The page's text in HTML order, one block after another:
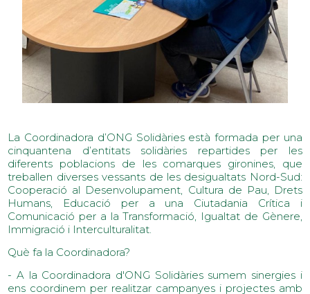
La Coordinadora d’ONG Solidàries està formada per una
cinquantena d’entitats solidàries repartides per les
diferents poblacions de les comarques gironines, que
treballen diverses vessants de les desigualtats Nord-Sud:
Cooperació al Desenvolupament, Cultura de Pau, Drets
Humans, Educació per a una Ciutadania Crítica i
Comunicació per a la Transformació, Igualtat de Gènere,
Immigració i Interculturalitat.
Què fa la Coordinadora?
- A la Coordinadora d'ONG Solidàries sumem sinergies i
ens coordinem per realitzar campanyes i projectes amb